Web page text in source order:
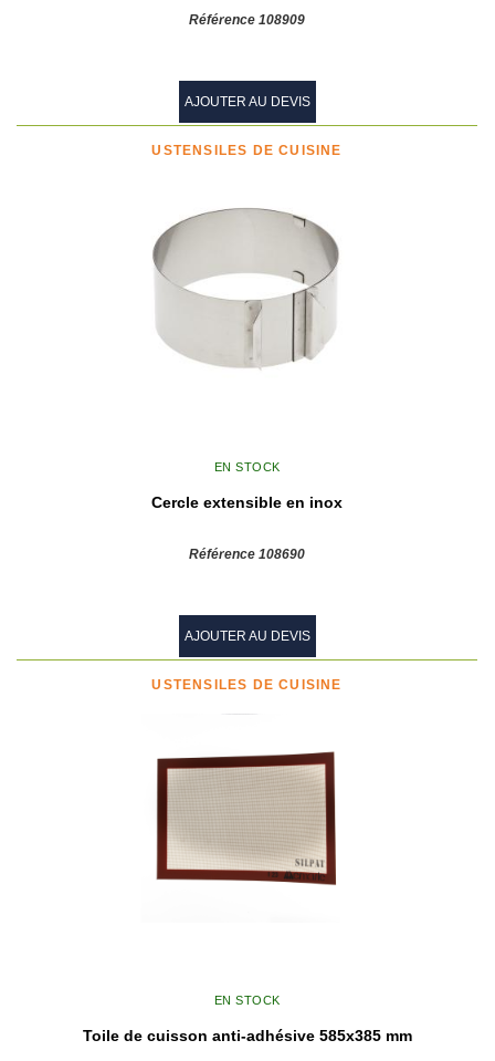
Référence 108909
AJOUTER AU DEVIS
USTENSILES DE CUISINE
EN STOCK
Cercle extensible en inox
Référence 108690
AJOUTER AU DEVIS
USTENSILES DE CUISINE
EN STOCK
Toile de cuisson anti-adhésive 585x385 mm